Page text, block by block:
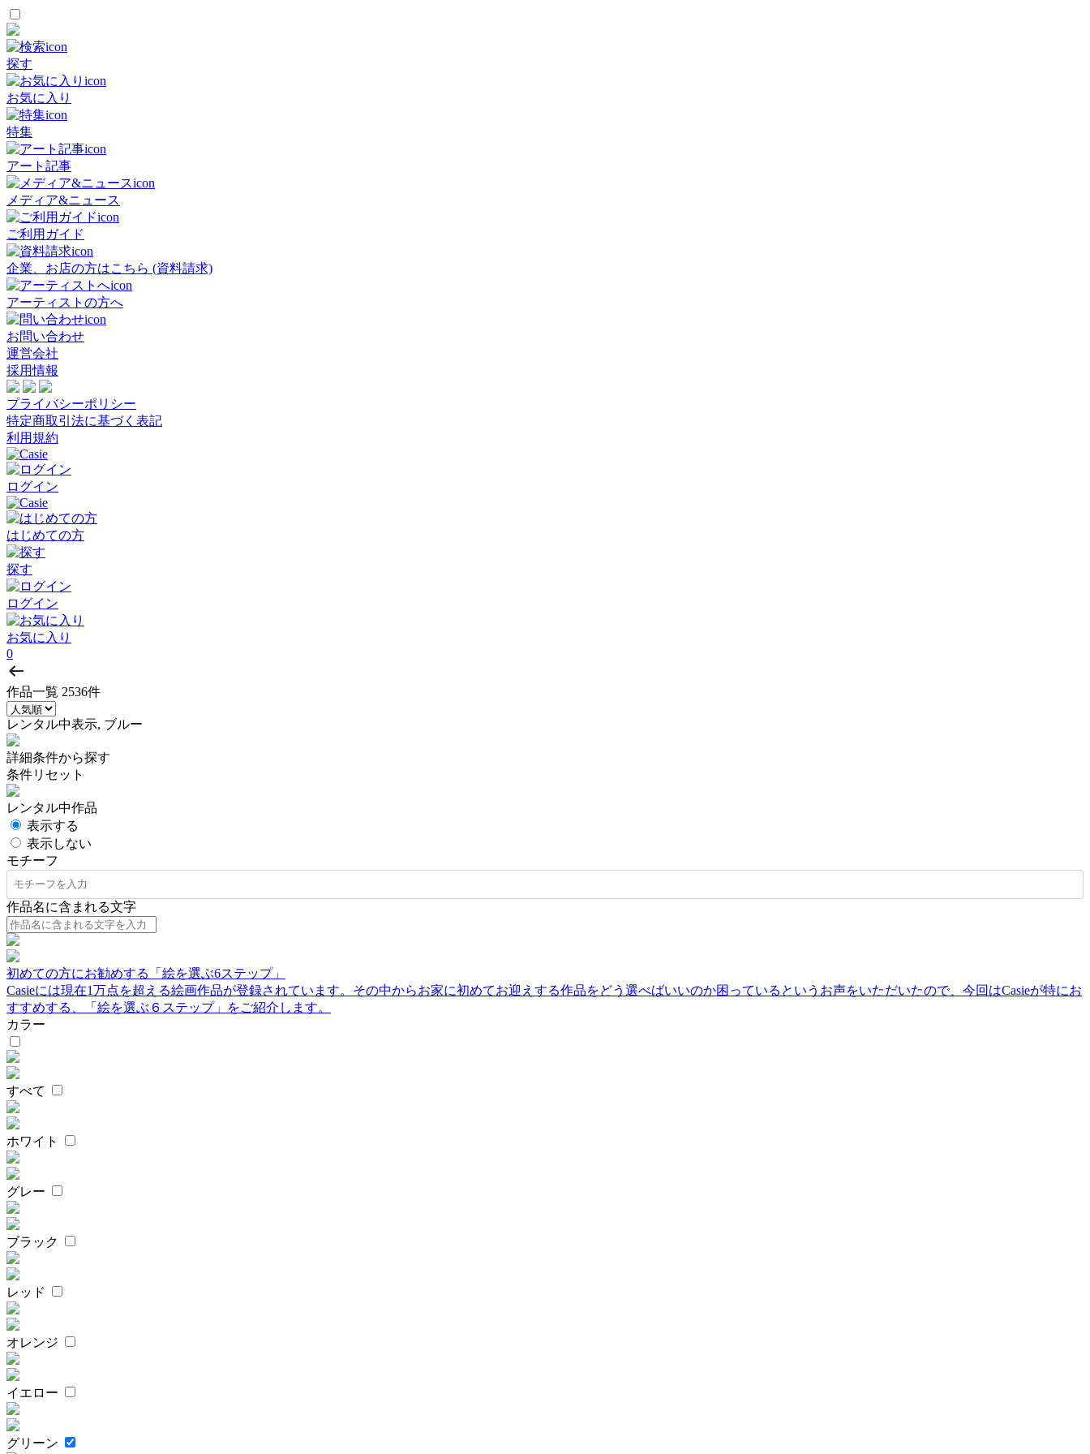
探す
お気に入り
特集
アート記事
メディア&ニュース
ご利用ガイド
企業、お店の方はこちら (資料請求)
アーティストの方へ
お問い合わせ
運営会社
採用情報
プライバシーポリシー
特定商取引法に基づく表記
利用規約
ログイン
はじめての方
探す
ログイン
お気に入り
0
作品一覧 2536件
レンタル中表示, ブルー
詳細条件から探す
条件リセット
レンタル中作品
表示する
表示しない
モチーフ
作品名に含まれる文字
初めての方にお勧めする「絵を選ぶ6ステップ」
Casieには現在1万点を超える絵画作品が登録されています。その中からお家に初めてお迎えする作品をどう選べばいいのか困っているというお声をいただいたので、今回はCasieが特にお
すすめする、「絵を選ぶ６ステップ」をご紹介します。
カラー
すべて
ホワイト
グレー
ブラック
レッド
オレンジ
イエロー
グリーン